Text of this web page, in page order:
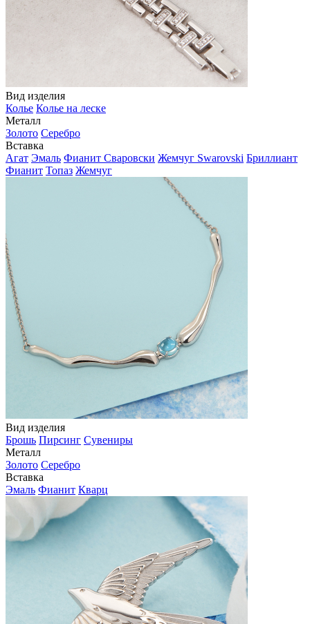
Вид изделия
Колье Колье на леске
Металл
Золото Серебро
Вставка
Агат Эмаль Фианит Сваровски Жемчуг Swarovski Бриллиант
Фианит Топаз Жемчуг
Вид изделия
Брошь Пирсинг Сувениры
Металл
Золото Серебро
Вставка
Эмаль Фианит Кварц